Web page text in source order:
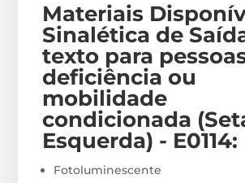
Materiais
Sinalética de
texto para
deficiência ou
mobilidade
condicionada
Esquerda) - E0114:
Fotoluminescente